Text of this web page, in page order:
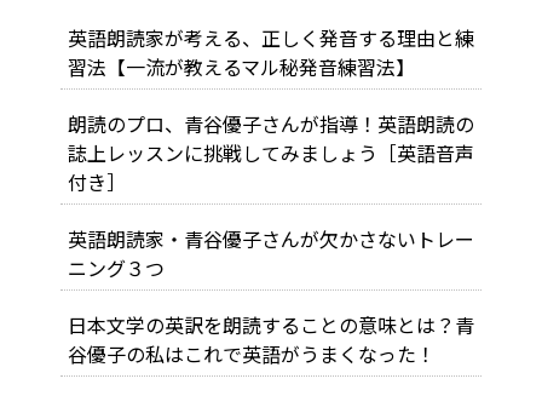
英語朗読家が考える、正しく発音する理由と練
習法【一流が教えるマル秘発音練習法】
朗読のプロ、青谷優子さんが指導！英語朗読の
誌上レッスンに挑戦してみましょう［英語音声
付き］
英語朗読家・青谷優子さんが欠かさないトレー
ニング３つ
日本文学の英訳を朗読することの意味とは？青
谷優子の私はこれで英語がうまくなった！